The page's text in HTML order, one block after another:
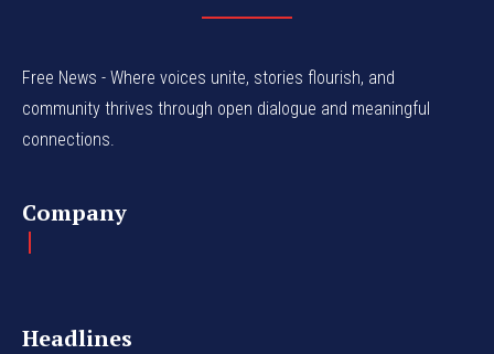
Free News - Where voices unite, stories flourish, and
community thrives through open dialogue and meaningful
connections.
Company
Headlines